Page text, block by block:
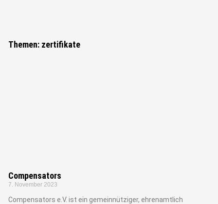
anderen Erfindung
Themen: zertifikate
Compensators
7. November 2023
Compensators e.V. ist ein gemeinnütziger, ehrenamtlich